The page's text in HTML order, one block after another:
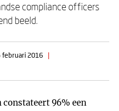
compliance officers
beeld.
februari 2016
|
constateert 96% een